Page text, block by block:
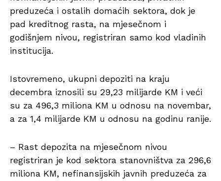
preduzeća i ostalih domaćih sektora, dok je
pad kreditnog rasta, na mjesečnom i
godišnjem nivou, registriran samo kod vladinih
institucija.
Istovremeno, ukupni depoziti na kraju
decembra iznosili su 29,23 milijarde KM i veći
su za 496,3 miliona KM u odnosu na novembar,
a za 1,4 milijarde KM u odnosu na godinu ranije.
– Rast depozita na mjesečnom nivou
registriran je kod sektora stanovništva za 296,6
miliona KM, nefinansijskih javnih preduzeća za